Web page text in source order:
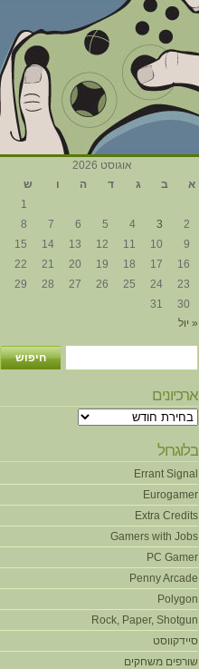
אוגוסט 2026
א
ב ג ד ה ו
ש
1
2
3
4
5
6
7
8
9
10
11
12
13
14
15
16
17
18
19
20
21
22
23
24
25
26
27
28
29
30
31
« יול
ארכיונים
ארכיונים
בלוגרול
Errant Signal
Eurogamer
Extra Credits
Gamers with Jobs
PC Gamer
Penny Arcade
Polygon
Rock, Paper, Shotgun
סיידקווסט
שורפים משחקים